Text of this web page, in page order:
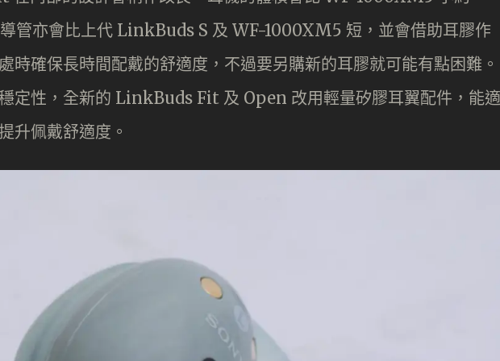
管亦會比上代 LinkBuds S 及 WF-1000XM5 短，並會借助耳膠作
時確保長時間配戴的舒適度，不過要另購新的耳膠就可能有點困難。
定性，全新的 LinkBuds Fit 及 Open 改用輕量矽膠耳翼配件，能適
升佩戴舒適度。